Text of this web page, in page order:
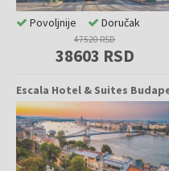
47520 RSD
38603 RSD
Povoljnije Doručak
Escala Hotel & Suites